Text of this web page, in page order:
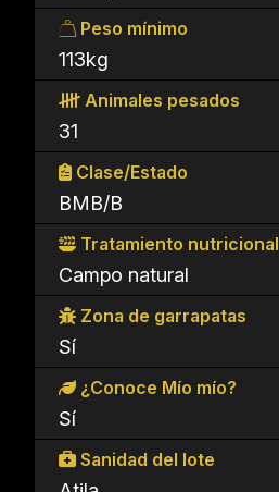
Peso mínimo
113kg
Animales pesados
31
Clase/Estado
BMB/B
Tratamiento nutricional
Campo natural
Zona de garrapatas
Sí
¿Conoce Mío mío?
Sí
Sanidad del lote